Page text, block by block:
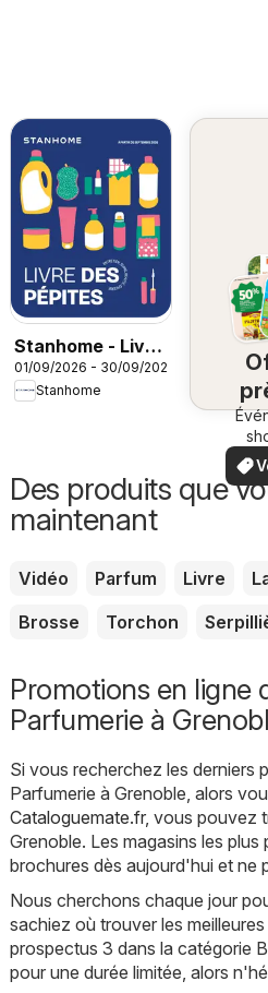
Stanhome - Livre
des pépites
Septembre 2026
01/09/2026 - 30/09/2026
Stanhome
Des produits que
maintenant
Vidéo Parfum Livre
Brosse
Torchon
Promotions en ligne
Parfumerie à
Si vous recherchez les derniers
Parfumerie à Grenoble, alors
Cataloguemate.fr, vous pouvez
Grenoble. Les magasins les
brochures dès aujourd'hui et ne
Nous cherchons chaque jour
sachiez où trouver les
prospectus 3 dans la catégorie
pour une durée limitée, alors